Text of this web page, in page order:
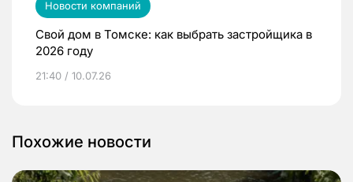
Новости компаний
Свой дом в Томске: как выбрать застройщика в
2026 году
21:40 / 10.07.26
Похожие новости